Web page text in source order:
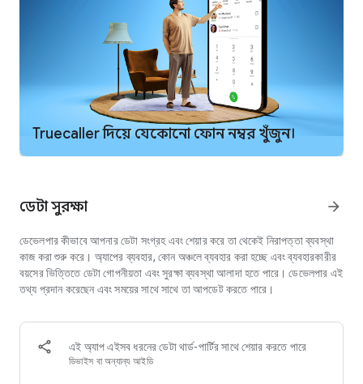
- AI-powered assistant that answers your calls
- Asks callers who they are and why they're calling
- Identifies spam, scams, and robocallers with 90%+ accuracy
- Use your own voice so callers hear something familiar
Spam Call Blocker & Detector
- Auto-blocks telemarketers, robocallers, scammers, and
sales calls
- Spam database updated in real time by millions of users
- Filter by country, number sequence, unknown numbers, and
Google Drive
Call Recorder
- Record incoming and outgoing calls
- AI-generated subject for each call
- Automatic conversation summary
Caller ID & Reverse Number Lookup
- See who's calling even if the number isn't saved
- Identifies businesses vs. spam numbers
Truecaller দিয়ে যেকোনো ফোন নম্বর খুঁজুন।
ডেটা সুরক্ষা arrow_forward
ডেভেলপার কীভাবে আপনার ডেটা সংগ্রহ এবং শেয়ার করে তা থেকেই নিরাপত্তা ব্যবস্থা
কাজ করা শুরু করে। অ্যাপের ব্যবহার, কোন অঞ্চলে ব্যবহার করা হচ্ছে এবং ব্যবহারকারীর
বয়সের ভিত্তিতে ডেটা গোপনীয়তা এবং সুরক্ষা ব্যবস্থা আলাদা হতে পারে। ডেভেলপার এই
তথ্য প্রদান করেছেন এবং সময়ের সাথে সাথে তা আপডেট করতে পারে।
এই অ্যাপ এইসব ধরনের ডেটা থার্ড-পার্টির সাথে শেয়ার করতে পারে
ডিভাইস বা অন্যান্য আইডি